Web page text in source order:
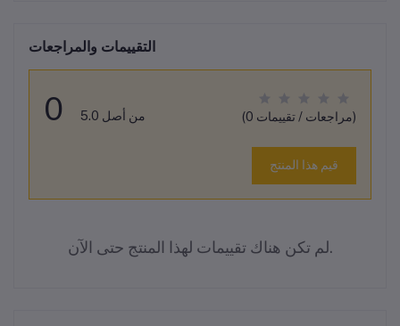
التقييمات والمراجعات
0 من أصل 5.0 (0 مراجعات / تقييمات)
قيم هذا المنتج
لم تكن هناك تقييمات لهذا المنتج حتى الآن.